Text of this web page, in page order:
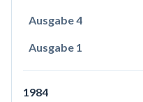
Ausgabe 4
Ausgabe 1
1984